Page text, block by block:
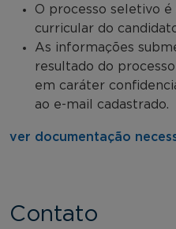
O processo seletivo
curricular do
As informações
resultado do
em caráter
ao e-mail cadastrado.
ver documentação
Contato